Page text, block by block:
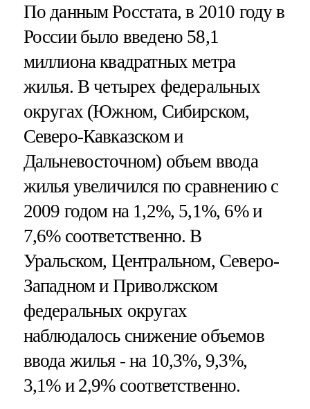
По данным Росстата, в 2010 году в
России было введено 58,1
миллиона квадратных метра
жилья. В четырех федеральных
округах (Южном, Сибирском,
Северо-Кавказском и
Дальневосточном) объем ввода
жилья увеличился по сравнению с
2009 годом на 1,2%, 5,1%, 6% и
7,6% соответственно. В
Уральском, Центральном, Северо-
Западном и Приволжском
федеральных округах
наблюдалось снижение объемов
ввода жилья - на 10,3%, 9,3%,
3,1% и 2,9% соответственно.